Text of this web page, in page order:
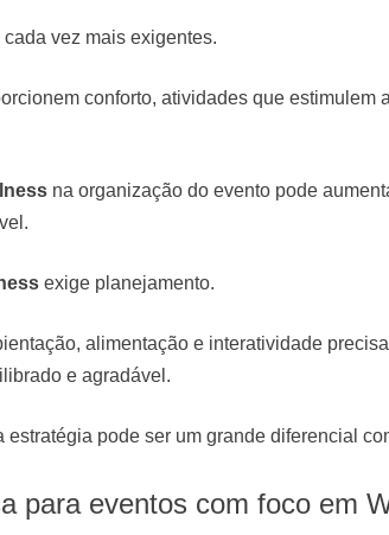
vez mais exigentes.
conforto, atividades que estimulem
na organização do evento pode
exige planejamento.
alimentação e interatividade
e agradável.
estratégia pode ser um grande diferencial
para eventos com foco em